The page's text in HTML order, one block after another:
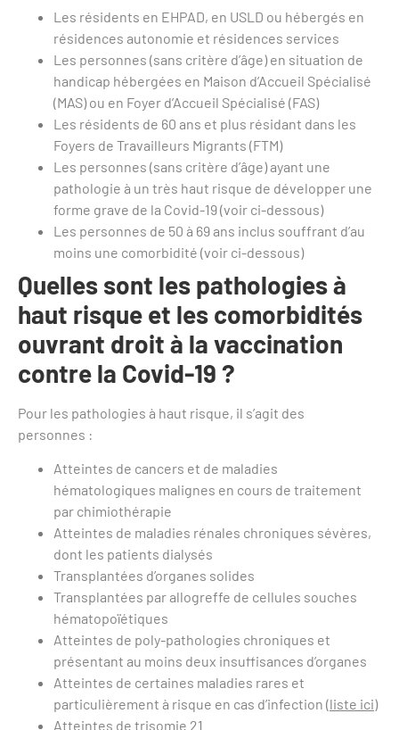
Les résidents en EHPAD, en USLD ou hébergés en
résidences autonomie et résidences services
Les personnes (sans critère d’âge) en situation de
handicap hébergées en Maison d’Accueil Spécialisé
(MAS) ou en Foyer d’Accueil Spécialisé (FAS)
Les résidents de 60 ans et plus résidant dans les
Foyers de Travailleurs Migrants (FTM)
Les personnes (sans critère d’âge) ayant une
pathologie à un très haut risque de développer une
forme grave de la Covid-19 (voir ci-dessous)
Les personnes de 50 à 69 ans inclus souffrant d’au
moins une comorbidité (voir ci-dessous)
Quelles sont les pathologies à
haut risque et les comorbidités
ouvrant droit à la vaccination
contre la Covid-19 ?
Pour les pathologies à haut risque, il s’agit des
personnes :
Atteintes de cancers et de maladies
hématologiques malignes en cours de traitement
par chimiothérapie
Atteintes de maladies rénales chroniques sévères,
dont les patients dialysés
Transplantées d’organes solides
Transplantées par allogreffe de cellules souches
hématopoïétiques
Atteintes de poly-pathologies chroniques et
présentant au moins deux insuffisances d’organes
Atteintes de certaines maladies rares et
particulièrement à risque en cas d’infection (liste ici)
Atteintes de trisomie 21